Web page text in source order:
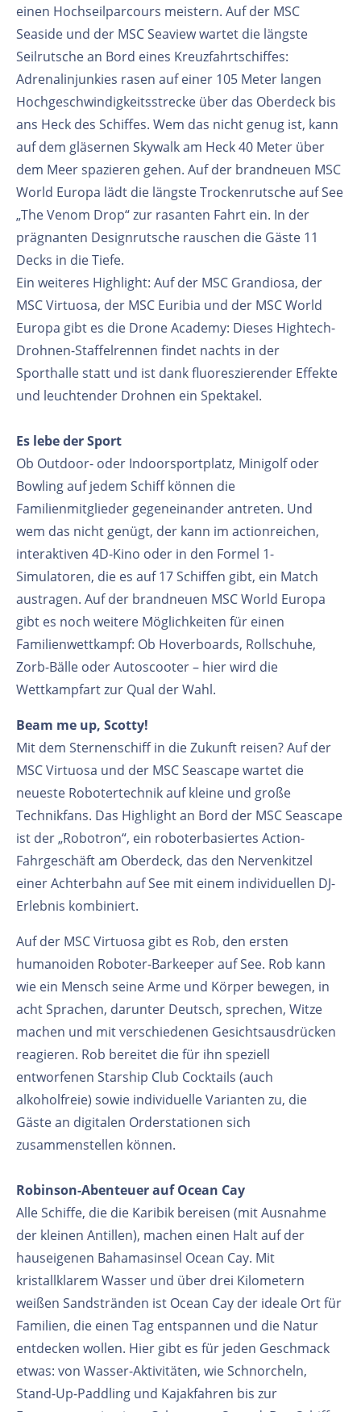
einen Hochseilparcours meistern. Auf der MSC
Seaside und der MSC Seaview wartet die längste
Seilrutsche an Bord eines Kreuzfahrtschiffes:
Adrenalinjunkies rasen auf einer 105 Meter langen
Hochgeschwindigkeitsstrecke über das Oberdeck bis
ans Heck des Schiffes. Wem das nicht genug ist, kann
auf dem gläsernen Skywalk am Heck 40 Meter über
dem Meer spazieren gehen. Auf der brandneuen MSC
World Europa lädt die längste Trockenrutsche auf See
„The Venom Drop“ zur rasanten Fahrt ein. In der
prägnanten Designrutsche rauschen die Gäste 11
Decks in die Tiefe.
Ein weiteres Highlight: Auf der MSC Grandiosa, der
MSC Virtuosa, der MSC Euribia und der MSC World
Europa gibt es die Drone Academy: Dieses Hightech-
Drohnen-Staffelrennen findet nachts in der
Sporthalle statt und ist dank fluoreszierender Effekte
und leuchtender Drohnen ein Spektakel.
Es lebe der Sport
Ob Outdoor- oder Indoorsportplatz, Minigolf oder
Bowling auf jedem Schiff können die
Familienmitglieder gegeneinander antreten. Und
wem das nicht genügt, der kann im actionreichen,
interaktiven 4D-Kino oder in den Formel 1-
Simulatoren, die es auf 17 Schiffen gibt, ein Match
austragen. Auf der brandneuen MSC World Europa
gibt es noch weitere Möglichkeiten für einen
Familienwettkampf: Ob Hoverboards, Rollschuhe,
Zorb-Bälle oder Autoscooter – hier wird die
Wettkampfart zur Qual der Wahl.
Beam me up, Scotty!
Mit dem Sternenschiff in die Zukunft reisen? Auf der
MSC Virtuosa und der MSC Seascape wartet die
neueste Robotertechnik auf kleine und große
Technikfans. Das Highlight an Bord der MSC Seascape
ist der „Robotron“, ein roboterbasiertes Action-
Fahrgeschäft am Oberdeck, das den Nervenkitzel
einer Achterbahn auf See mit einem individuellen DJ-
Erlebnis kombiniert.
Auf der MSC Virtuosa gibt es Rob, den ersten
humanoiden Roboter-Barkeeper auf See. Rob kann
wie ein Mensch seine Arme und Körper bewegen, in
acht Sprachen, darunter Deutsch, sprechen, Witze
machen und mit verschiedenen Gesichtsausdrücken
reagieren. Rob bereitet die für ihn speziell
entworfenen Starship Club Cocktails (auch
alkoholfreie) sowie individuelle Varianten zu, die
Gäste an digitalen Orderstationen sich
zusammenstellen können.
Robinson-Abenteuer auf Ocean Cay
Alle Schiffe, die die Karibik bereisen (mit Ausnahme
der kleinen Antillen), machen einen Halt auf der
hauseigenen Bahamasinsel Ocean Cay. Mit
kristallklarem Wasser und über drei Kilometern
weißen Sandstränden ist Ocean Cay der ideale Ort für
Familien, die einen Tag entspannen und die Natur
entdecken wollen. Hier gibt es für jeden Geschmack
etwas: von Wasser-Aktivitäten, wie Schnorcheln,
Stand-Up-Paddling und Kajakfahren bis zur